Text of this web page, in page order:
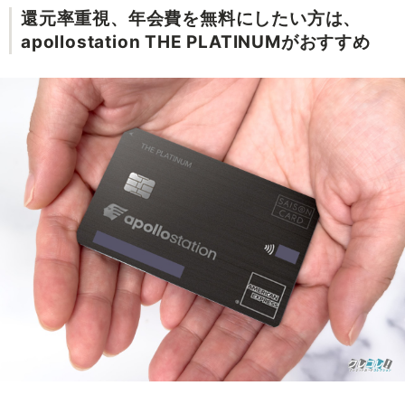
還元率重視、年会費を無料にしたい方は、
apollostation THE PLATINUMがおすすめ